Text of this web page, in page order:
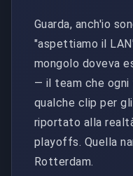
Guarda, anch'io
"aspettiamo il
mongolo doveva
— il team che
qualche clip per
riportato alla
playoffs. Quella
Rotterdam.